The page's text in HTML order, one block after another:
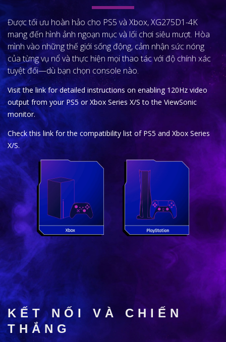
Được tối ưu hoàn hảo cho PS5 và Xbox, XG275D1-4K
mang đến hình ảnh ngoạn mục và lối chơi siêu mượt. Hòa
mình vào những thế giới sống động, cảm nhận sức nóng
của từng vụ nổ và thực hiện mọi thao tác với độ chính xác
tuyệt đối—dù bạn chọn console nào.
Visit the link for detailed instructions on enabling 120Hz video
output from your PS5 or Xbox Series X/S to the ViewSonic
monitor.
Check this link for the compatibility list of PS5 and Xbox Series
X/S.
KẾT NỐI VÀ CHIẾN
THẮNG